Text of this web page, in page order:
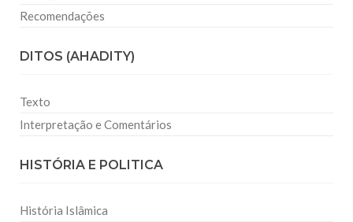
Recomendações
DITOS (AHADITY)
Texto
Interpretação e Comentários
HISTÓRIA E POLITICA
História Islâmica